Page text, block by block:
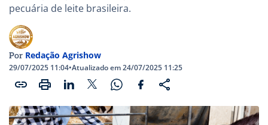
pecuária de leite brasileira.
Por Redação Agrishow
29/07/2025 11:04•Atualizado em 24/07/2025 11:25